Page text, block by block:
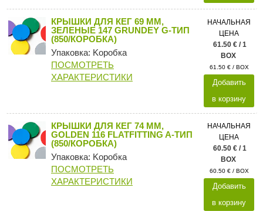
КРЫШКИ ДЛЯ КЕГ 69 ММ,
ЗЕЛЕНЫЕ 147 GRUNDEY G-ТИП
(850/КОРОБКА)
Упаковка: Kоробка
ПОСМОТРЕТЬ
ХАРАКТЕРИСТИКИ
НАЧАЛЬНАЯ
ЦЕНА
61.50 € / 1
BOX
61.50 € / BOX
Добавить
в корзину
КРЫШКИ ДЛЯ КЕГ 74 ММ,
GOLDEN 116 FLATFITTING A-ТИП
(850/КОРОБКА)
Упаковка: Kоробка
ПОСМОТРЕТЬ
ХАРАКТЕРИСТИКИ
НАЧАЛЬНАЯ
ЦЕНА
60.50 € / 1
BOX
60.50 € / BOX
Добавить
в корзину